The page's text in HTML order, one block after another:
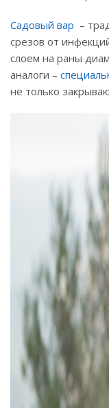
Садовый вар –
срезов от
слоем на раны
аналоги –
не только